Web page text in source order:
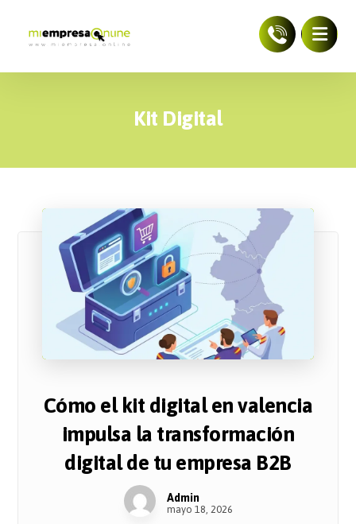
Kit Digital
Cómo el kit digital en valencia
impulsa la transformación
digital de tu empresa B2B
Admin
mayo 18, 2026